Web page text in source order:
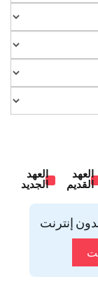
العهد
القديم
العهد
الجديد
إنترنت